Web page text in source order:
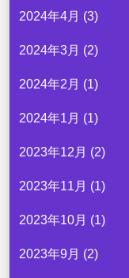
2024年4月 (3)
2024年3月 (2)
2024年2月 (1)
2024年1月 (1)
2023年12月 (2)
2023年11月 (1)
2023年10月 (1)
2023年9月 (2)